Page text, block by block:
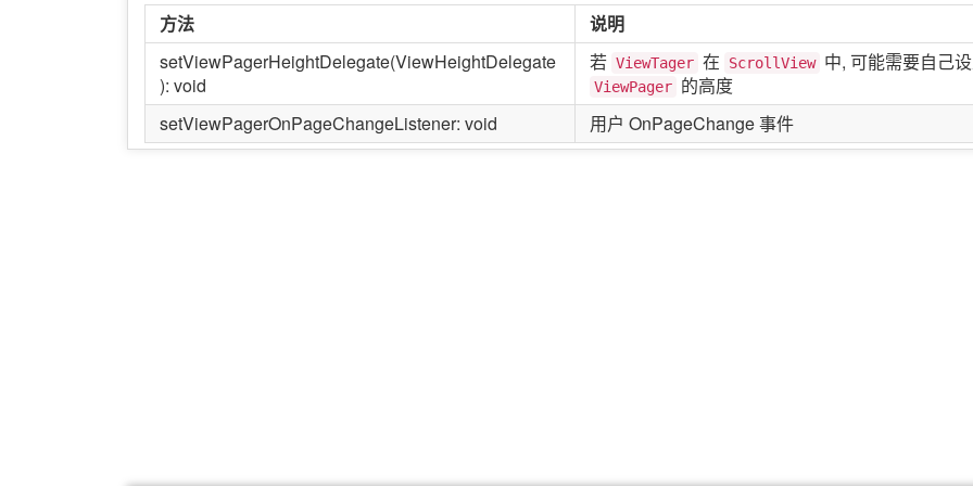
方法
说明
setViewPagerHeightDelegate(ViewHeightDelegate
): void
若 ViewTager 在 ScrollView 中, 可能需要自己
ViewPager 的高度
setViewPagerOnPageChangeListener: void
用户 OnPageChange 事件